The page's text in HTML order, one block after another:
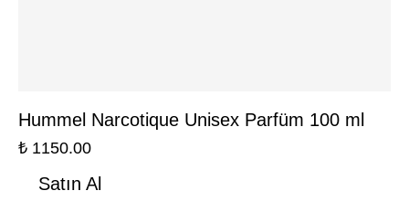
Hummel Narcotique Unisex Parfüm 100 ml
₺ 1150.00
Satın Al